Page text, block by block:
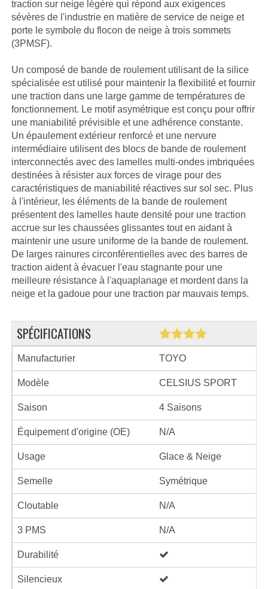
traction sur neige légère qui répond aux exigences
sévères de l'industrie en matière de service de neige et
porte le symbole du flocon de neige à trois sommets
(3PMSF).
Un composé de bande de roulement utilisant de la silice
spécialisée est utilisé pour maintenir la flexibilité et fournir
une traction dans une large gamme de températures de
fonctionnement. Le motif asymétrique est conçu pour offrir
une maniabilité prévisible et une adhérence constante.
Un épaulement extérieur renforcé et une nervure
intermédiaire utilisent des blocs de bande de roulement
interconnectés avec des lamelles multi-ondes imbriquées
destinées à résister aux forces de virage pour des
caractéristiques de maniabilité réactives sur sol sec. Plus
à l'intérieur, les éléments de la bande de roulement
présentent des lamelles haute densité pour une traction
accrue sur les chaussées glissantes tout en aidant à
maintenir une usure uniforme de la bande de roulement.
De larges rainures circonférentielles avec des barres de
traction aident à évacuer l'eau stagnante pour une
meilleure résistance à l'aquaplanage et mordent dans la
neige et la gadoue pour une traction par mauvais temps.
SPÉCIFICATIONS
Manufacturier TOYO
Modèle CELSIUS SPORT
Saison 4 Saisons
Équipement d'origine (OE) N/A
Usage Glace & Neige
Semelle Symétrique
Cloutable N/A
3 PMS N/A
Durabilité
Silencieux